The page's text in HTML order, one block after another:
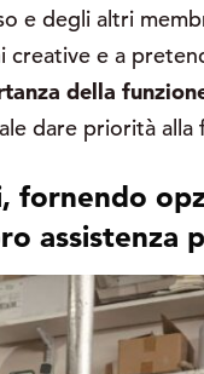
e degli altri
e a
della
dare priorità alla
fornendo
assistenza